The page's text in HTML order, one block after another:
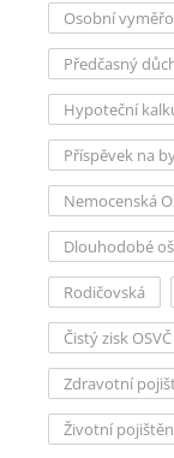
Osobní
Předčasný
Hypoteční
Příspěvek na
Nemocenská
Dlouhodobé
Rodičovská
Čistý zisk OSVČ
Zdravotní
Životní